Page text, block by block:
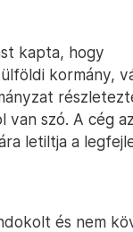
kapta, hogy
kormány,
van szó. A cég az
letiltja a
és nem